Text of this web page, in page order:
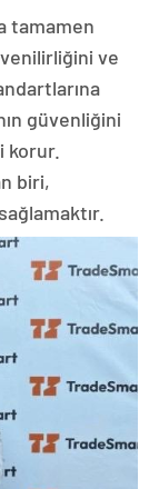
tamamen
ve
güvenliğini
korur.
biri,